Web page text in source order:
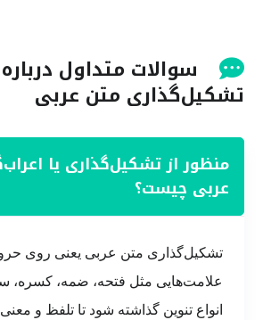
سوالات متداول درباره
تشکیل‌گذاری متن عربی
منظور از تشکیل‌گذاری یا
عربی چیست؟
تشکیل‌گذاری متن عربی یعنی روی
علامت‌هایی مثل فتحه، ضمه، کسره،
انواع تنوین گذاشته شود تا تلفظ و